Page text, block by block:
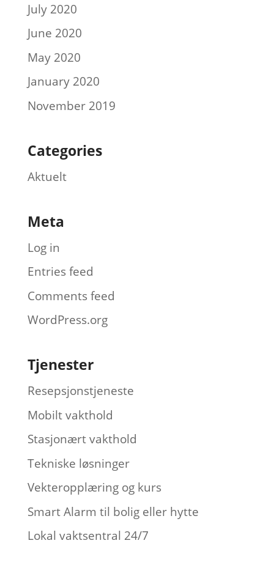
July 2020
June 2020
May 2020
January 2020
November 2019
Categories
Aktuelt
Meta
Log in
Entries feed
Comments feed
WordPress.org
Tjenester
Resepsjonstjeneste
Mobilt vakthold
Stasjonært vakthold
Tekniske løsninger
Vekteropplæring og kurs
Smart Alarm til bolig eller hytte
Lokal vaktsentral 24/7